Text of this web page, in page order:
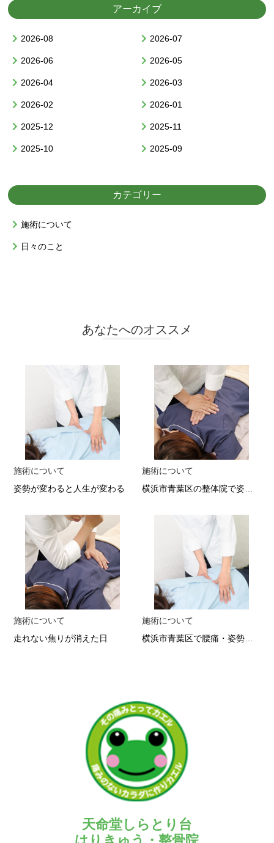
アーカイブ
2026-08 2026-07
2026-06 2026-05
2026-04 2026-03
2026-02 2026-01
2025-12 2025-11
2025-10 2025-09
カテゴリー
施術について
日々のこと
あなたへのオススメ
施術について
姿勢が変わると人生が変わる
施術について
施術について
走れない焦りが消えた日
施術について
天命堂しらとり台